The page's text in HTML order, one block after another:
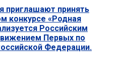
приглашают принять
конкурсе «Родная
Российским
Первых по
Федерации.